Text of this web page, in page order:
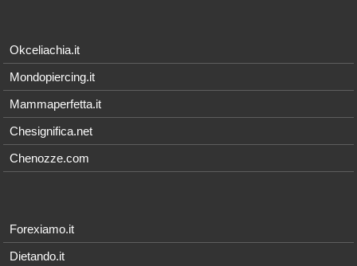
Okceliachia.it
Mondopiercing.it
Mammaperfetta.it
Chesignifica.net
Chenozze.com
Forexiamo.it
Dietando.it